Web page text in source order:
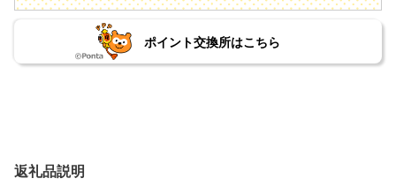
ポイント交換所はこちら
返礼品説明